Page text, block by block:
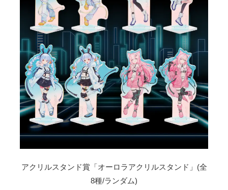
アクリルスタンド賞「オーロラアクリルスタンド」(全
8種/ランダム)